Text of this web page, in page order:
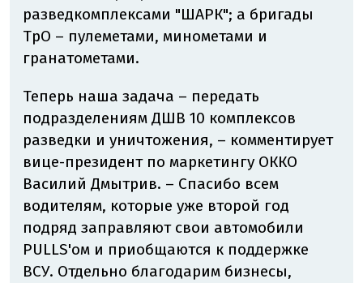
разведкомплексами "ШАРК"; а бригады
ТрО – пулеметами, минометами и
гранатометами.
Теперь наша задача – передать
подразделениям ДШВ 10 комплексов
разведки и уничтожения, – комментирует
вице-президент по маркетингу ОККО
Василий Дмытрив. – Спасибо всем
водителям, которые уже второй год
подряд заправляют свои автомобили
PULLS'ом и приобщаются к поддержке
ВСУ. Отдельно благодарим бизнесы,